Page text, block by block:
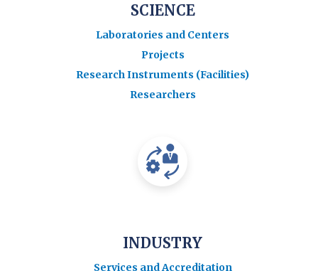
SCIENCE
Laboratories and Centers
Projects
Research Instruments (Facilities)
Researchers
INDUSTRY
Services and Accreditation